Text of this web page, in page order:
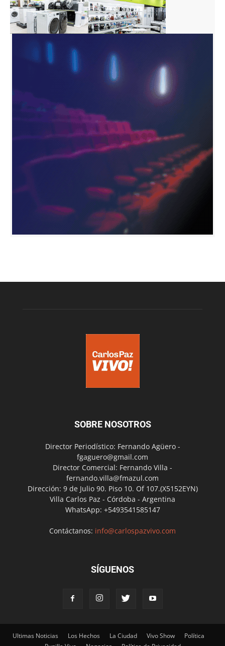
SOBRE NOSOTROS
Director Periodístico: Fernando Agüero -
fgaguero@gmail.com
Director Comercial: Fernando Villa -
fernando.villa@fmazul.com
Dirección: 9 de Julio 90. Piso 10. Of 107.(X5152EYN)
Villa Carlos Paz - Córdoba - Argentina
WhatsApp: +5493541585147
Contáctanos: info@carlospazvivo.com
SÍGUENOS
Ultimas Noticias Los Hechos La Ciudad Vivo Show
Política